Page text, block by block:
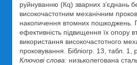
руйнуванню (Кq) зварних з’єднань
високочастотним механічним
накопичення втомних пошкоджень.
ефективність підвищення їх опору
використання високочастотного
проковування. Бібліогр. 13, табл. 1,
Ключові слова: низьколегована